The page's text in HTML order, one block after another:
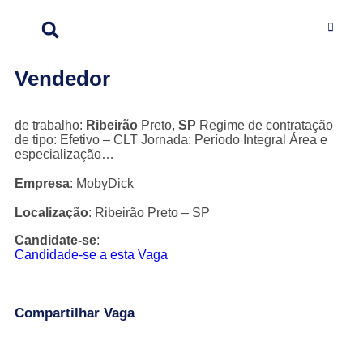
Vendedor
de trabalho: Ribeirão Preto, SP Regime de contratação
de tipo: Efetivo – CLT Jornada: Período Integral Área e
especialização…
Empresa: MobyDick
Localização: Ribeirão Preto – SP
Candidate-se:
Candidade-se a esta Vaga
Compartilhar Vaga